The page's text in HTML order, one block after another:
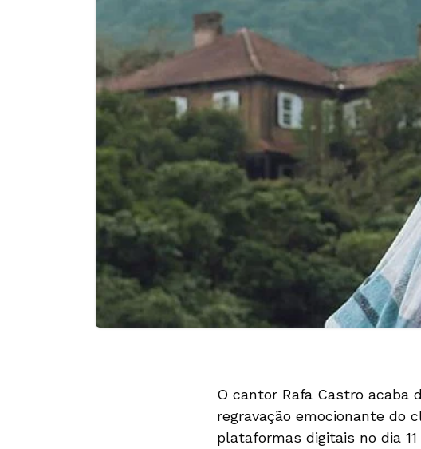
O cantor Rafa Castro acaba
regravação emocionante do
plataformas digitais no dia